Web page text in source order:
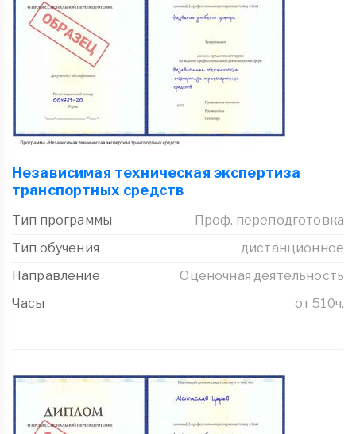
Независимая техническая экспертиза
транспортных средств
Тип программы
Проф. переподготовка
Тип обучения
дистанционное
Направление
Оценочная деятельность
Часы
от 510ч.